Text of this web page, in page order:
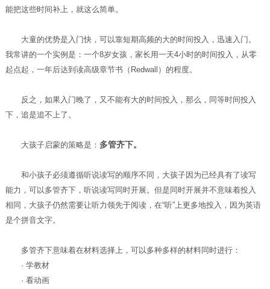
能把这些时间补上，就这么简单。
大童的优势是入门快，可以靠短期高频的大的时间投入，迅速入门。
我常讲的一个实例是：一个8岁女孩，家长用一天4小时的时间投入，从零
起点起，一年后达到读高级章节书（Redwall）的程度。
反之，如果入门晚了，又不能有大的时间投入，那么，同等时间投入
下，追是追不上了。
大孩子启蒙的策略是： 多管齐下。
和小孩子必须遵循听说读写的顺序不同，大孩子因为已经具有了读写
能力，可以多管齐下，听说读写同时开展。但是同时开展并不意味着投入
相同，大孩子仍然需要让听力领先于阅读，在“听”上更多地投入，因为英语
是个拼音文字。
多管齐下意味着在材料选择上，可以多种多样的材料同时进行：
· 学教材
· 看动画